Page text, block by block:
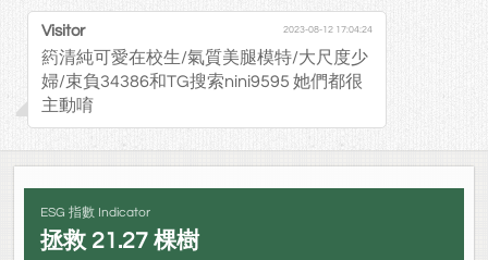
Visitor 2023-08-12 17:04:24
箹清純可愛在校生/氣質美腿模特/大尺度少
婦/束負34386和TG搜索nini9595 她們都很
主動唷
ESG 指數 Indicator
拯救 21.27 棵樹